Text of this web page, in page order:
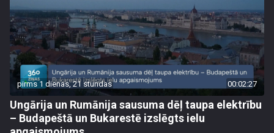
pirms 1 dienas, 21 stundas 00:02:27
Ungārija un Rumānija sausuma dēļ taupa elektrību
– Budapeštā un Bukarestē izslēgts ielu